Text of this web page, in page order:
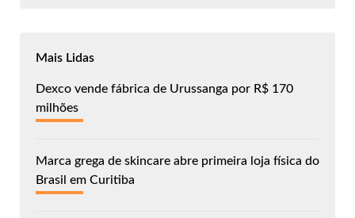
Mais Lidas
Dexco vende fábrica de Urussanga por R$ 170
milhões
Marca grega de skincare abre primeira loja física do
Brasil em Curitiba